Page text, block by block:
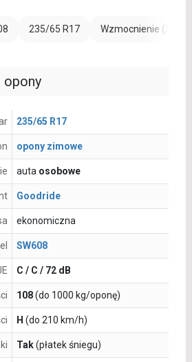
235/65 R17 Wzmocnienie (XL)
opony
235/65 R17
opony zimowe
auta osobowe
Goodride
ekonomiczna
SW608
C / C / 72 dB
108(do 1000 kg/oponę)
H (do 210 km/h)
Tak(płatek śniegu)